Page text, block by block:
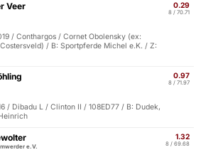
0.29
8 / 70.71
Veer
/ Conthargos / Cornet Obolensky (ex:
/ B: Sportpferde Michel e.K. / Z:
0.97
8 / 71.97
/ Dibadu L / Clinton II / 108ED77 / B: Dudek,
1.32
8 / 69.68
e.V.